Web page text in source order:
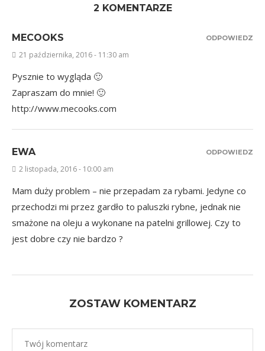
2 KOMENTARZE
MECOOKS
21 października, 2016 - 11:30 am
Pysznie to wygląda 🙂
Zapraszam do mnie! 🙂
http://www.mecooks.com
ODPOWIEDZ
EWA
2 listopada, 2016 - 10:00 am
Mam duży problem – nie przepadam za rybami. Jedyne co
przechodzi mi przez gardło to paluszki rybne, jednak nie
smażone na oleju a wykonane na patelni grillowej. Czy to
jest dobre czy nie bardzo ?
ODPOWIEDZ
ZOSTAW KOMENTARZ